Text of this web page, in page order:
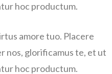
hoc productum.
amore tuo. Placere
nos, glorificamus te, et ut
hoc productum.